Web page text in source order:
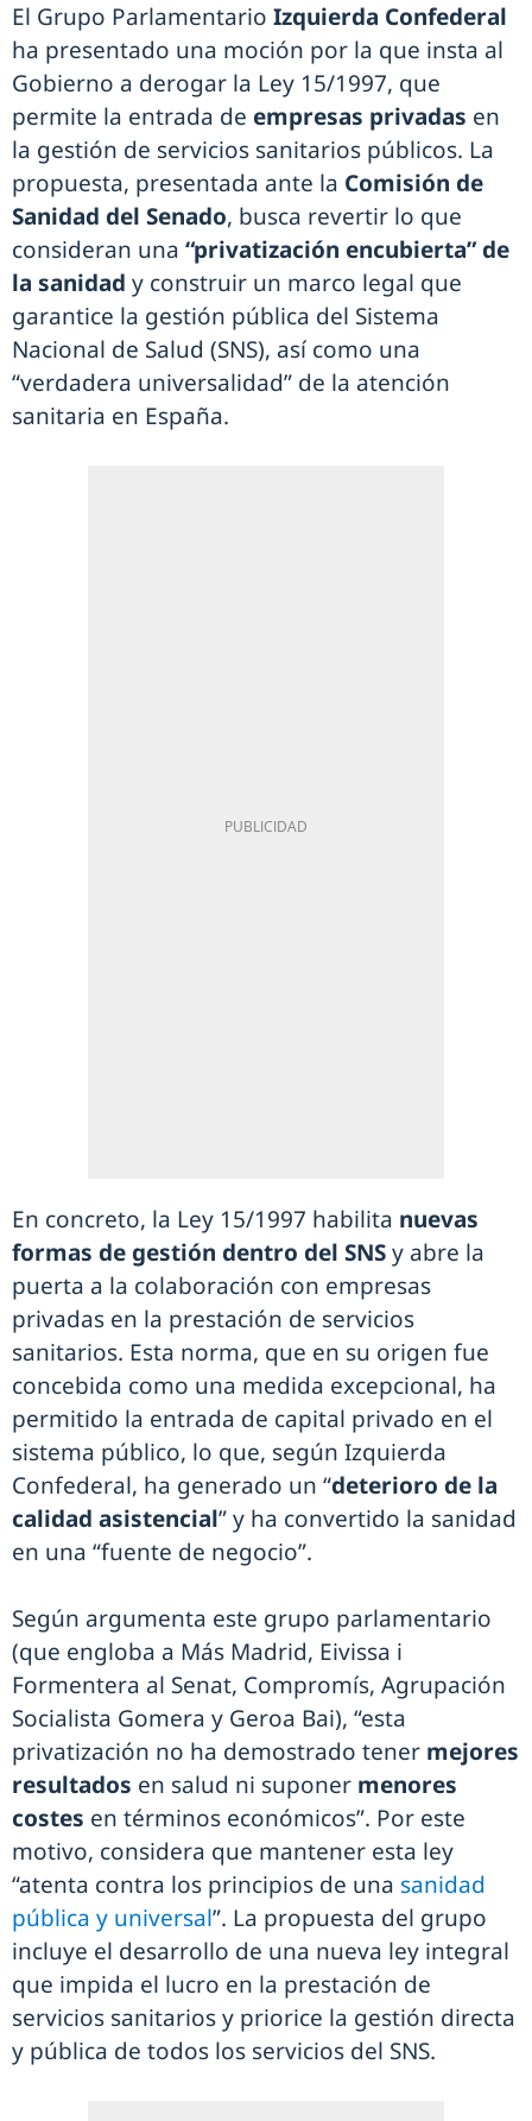
El Grupo Parlamentario Izquierda Confederal
ha presentado una moción por la que insta al
Gobierno a derogar la Ley 15/1997, que
permite la entrada de empresas privadas en
la gestión de servicios sanitarios públicos. La
propuesta, presentada ante la Comisión de
Sanidad del Senado, busca revertir lo que
consideran una “privatización encubierta” de
la sanidad y construir un marco legal que
garantice la gestión pública del Sistema
Nacional de Salud (SNS), así como una
“verdadera universalidad” de la atención
sanitaria en España.
En concreto, la Ley 15/1997 habilita nuevas
formas de gestión dentro del SNSy abre la
puerta a la colaboración con empresas
privadas en la prestación de servicios
sanitarios. Esta norma, que en su origen fue
concebida como una medida excepcional, ha
permitido la entrada de capital privado en el
sistema público, lo que, según Izquierda
Confederal, ha generado un “deterioro de la
calidad asistencial” y ha convertido la sanidad
en una “fuente de negocio”.
Según argumenta este grupo parlamentario
(que engloba a Más Madrid, Eivissa i
Formentera al Senat, Compromís, Agrupación
Socialista Gomera y Geroa Bai), “esta
privatización no ha demostrado tener mejores
resultados en salud ni suponer menores
costes en términos económicos”. Por este
motivo, considera que mantener esta ley
“atenta contra los principios de una sanidad
pública y universal”. La propuesta del grupo
incluye el desarrollo de una nueva ley integral
que impida el lucro en la prestación de
servicios sanitarios y priorice la gestión directa
y pública de todos los servicios del SNS.